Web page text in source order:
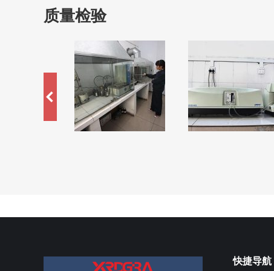
质量检验
快捷导航